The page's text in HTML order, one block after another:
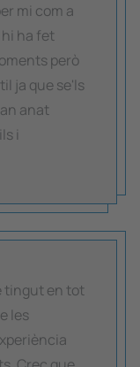
mi com a
ha fet
però
ja que se'ls
anat
i
tingut en tot
les